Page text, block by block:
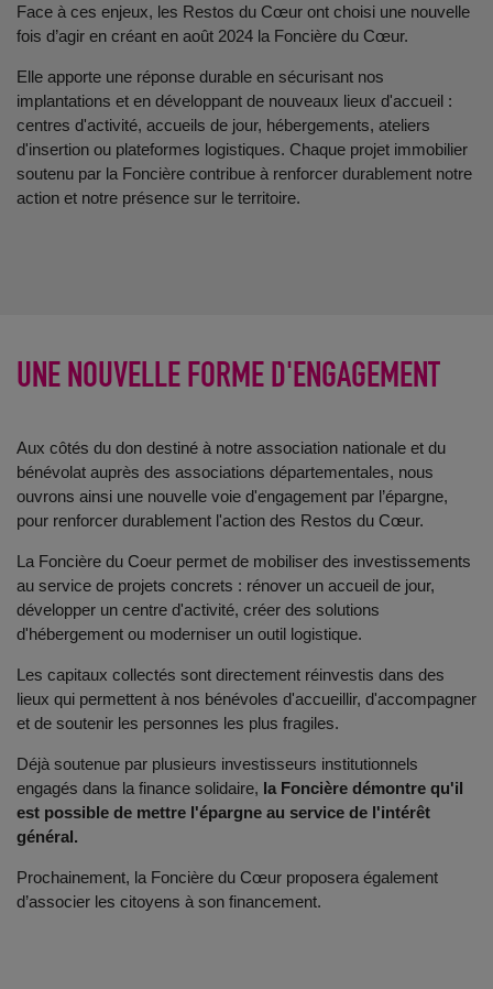
Face à ces enjeux, les Restos du Cœur ont choisi une nouvelle
fois d’agir en créant en août 2024 la Foncière du Cœur.
Elle apporte une réponse durable en sécurisant nos
implantations et en développant de nouveaux lieux d'accueil :
centres d'activité, accueils de jour, hébergements, ateliers
d'insertion ou plateformes logistiques. Chaque projet immobilier
soutenu par la Foncière contribue à renforcer durablement notre
action et notre présence sur le territoire.
UNE NOUVELLE FORME D'ENGAGEMENT
Aux côtés du don destiné à notre association nationale et du
bénévolat auprès des associations départementales, nous
ouvrons ainsi une nouvelle voie d'engagement par l’épargne,
pour renforcer durablement l'action des Restos du Cœur.
La Foncière du Coeur permet de mobiliser des investissements
au service de projets concrets : rénover un accueil de jour,
développer un centre d'activité, créer des solutions
d'hébergement ou moderniser un outil logistique.
Les capitaux collectés sont directement réinvestis dans des
lieux qui permettent à nos bénévoles d'accueillir, d'accompagner
et de soutenir les personnes les plus fragiles.
Déjà soutenue par plusieurs investisseurs institutionnels
engagés dans la finance solidaire, la Foncière démontre qu'il
est possible de mettre l'épargne au service de l'intérêt
général.
Prochainement, la Foncière du Cœur proposera également
d’associer les citoyens à son financement.